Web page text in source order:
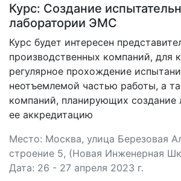
Курс: Создание
лаборатории ЭМС
Курс будет интересен
производственных компаний, для
регулярное прохождение
неотъемлемой частью работы, а
компаний, планирующих создание
ее аккредитацию
Место: Москва, улица Березовая
строение 5, (Новая Инженерная
Дата: 26 - 27 апреля 2023 г.